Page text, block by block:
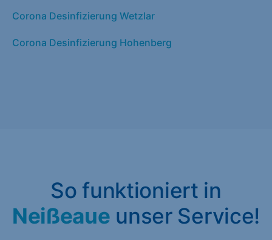
Corona Desinfizierung Wetzlar
Corona Desinfizierung Hohenberg
So funktioniert in
Neißeaue unser Service!